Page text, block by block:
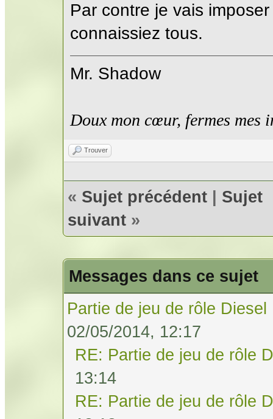
Par contre je vais
connaissiez tous.
Mr. Shadow
Doux mon cœur, fermes mes
Trouver
« Sujet précédent | Sujet
suivant »
Messages dans ce sujet
Partie de jeu de rôle Diesel
02/05/2014, 12:17
RE: Partie de jeu de rôle
13:14
RE: Partie de jeu de rôle